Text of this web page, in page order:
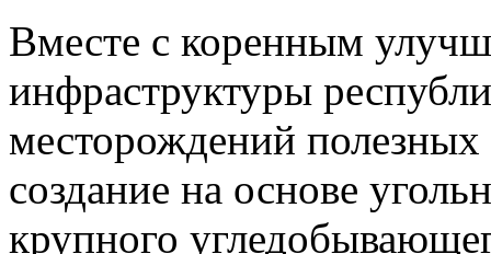
Вместе с коренным
инфраструктуры
месторождений
создание на основе
крупного